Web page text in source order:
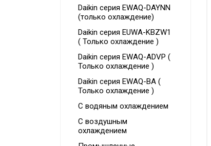
Аксессуары
Daikin серия EWAQ-DAYNN
(только охлаждение)
Daikin серия EUWA-KBZW1
( Только охлаждение )
Daikin серия EWAQ-ADVP (
Только охлаждение )
Daikin серия EWAQ-BA (
Только охлаждение )
С водяным охлаждением
С воздушным
охлаждением